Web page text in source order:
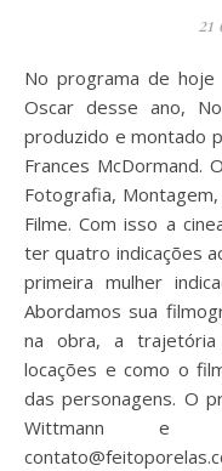
No programa de hoje conversamos sobre o favorito do
Oscar desse ano,
produzido e montado
Frances McDormand.
Fotografia,
Filme. Com isso a
ter quatro indicações
primeira mulher
Abordamos sua
na obra, a
locações e como o
das personagens. O
Wittmann e